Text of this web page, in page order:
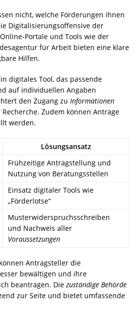
nicht, welche Förderungen ihnen
Digitalisierungsoffensive der
Portale und Tools wie der
für Arbeit bieten eine klare
Hilfen.
digitales Tool, das passende
auf individuellen Angaben
den Zugang zu Informationen
Zudem können Anträge
werden.
Lösungsansatz
Frühzeitige Antragstellung und
Nutzung von Beratungsstellen
Einsatz digitaler Tools wie
„Förderlotse“
Musterwiderspruchsschreiben
und Nachweis aller
Voraussetzungen
Antragsteller die
bewältigen und ihre
beantragen. Die zuständige Behörde
zur Seite und bietet umfassende